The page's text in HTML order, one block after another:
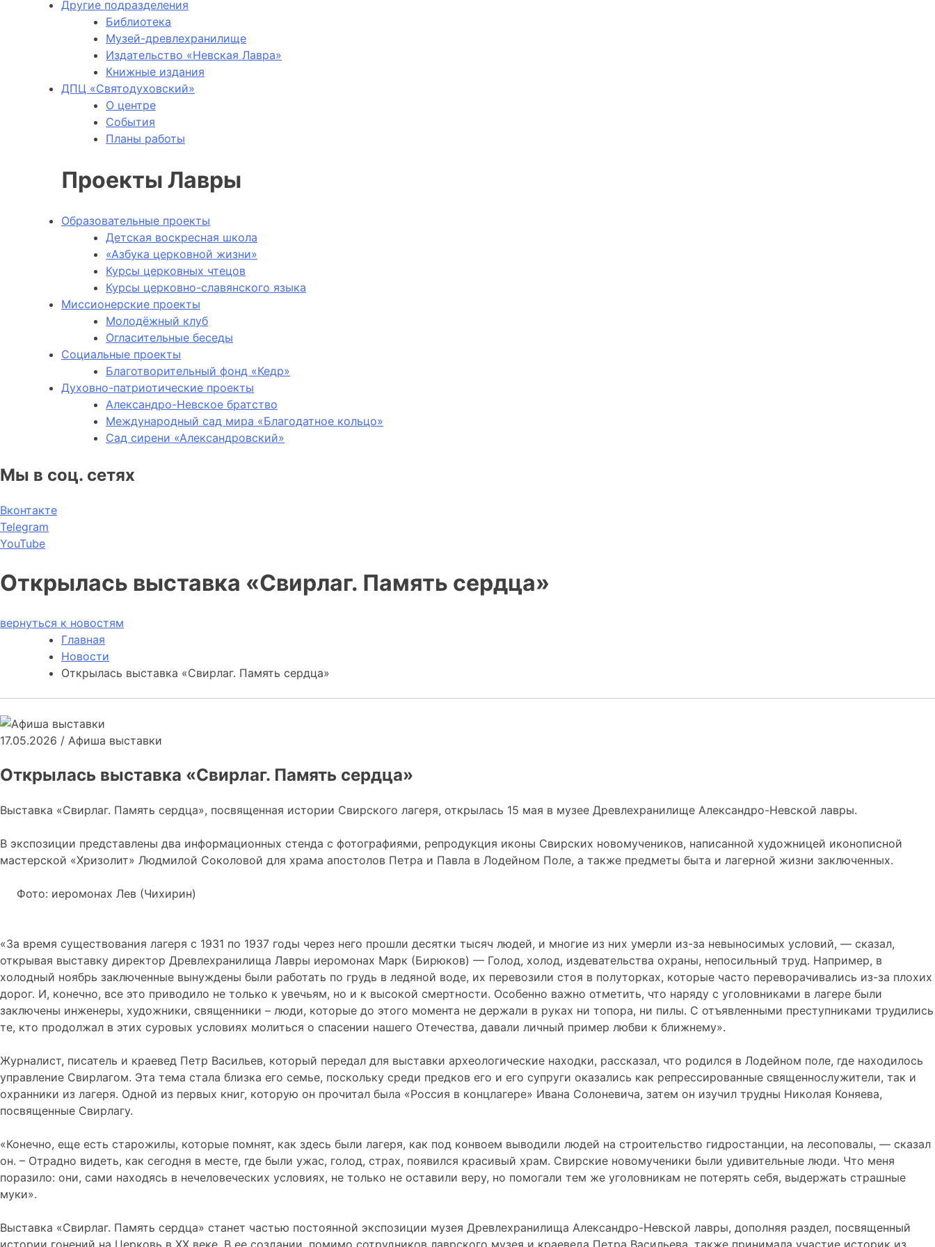
Другие подразделения
Библиотека
Музей-древлехранилище
Издательство «Невская Лавра»
Книжные издания
ДПЦ «Святодуховский»
О центре
События
Планы работы
Проекты Лавры
Образовательные проекты
Детская воскресная школа
«Азбука церковной жизни»
Курсы церковных чтецов
Курсы церковно-славянского языка
Миссионерские проекты
Молодёжный клуб
Огласительные беседы
Социальные проекты
Благотворительный фонд «Кедр»
Духовно-патриотические проекты
Александро-Невское братство
Международный сад мира «Благодатное кольцо»
Сад сирени «Александровский»
Мы в соц. сетях
Вконтакте
Telegram
YouTube
Открылась выставка «Свирлаг. Память сердца»
вернуться к новостям
Главная
Новости
Открылась выставка «Свирлаг. Память сердца»
17.05.2026 / Афиша выставки
Открылась выставка «Свирлаг. Память сердца»
Выставка «Свирлаг. Память сердца», посвященная истории Свирского лагеря, открылась 15 мая в музее Древлехранилище Александро-Невской лавры.
В экспозиции представлены два информационных стенда с фотографиями, репродукция иконы Свирских новомучеников, написанной художницей иконописной
мастерской «Хризолит» Людмилой Соколовой для храма апостолов Петра и Павла в Лодейном Поле, а также предметы быта и лагерной жизни заключенных.
Фото: иеромонах Лев (Чихирин)
«За время существования лагеря с 1931 по 1937 годы через него прошли десятки тысяч людей, и многие из них умерли из-за невыносимых условий, — сказал,
открывая выставку директор Древлехранилища Лавры иеромонах Марк (Бирюков) — Голод, холод, издевательства охраны, непосильный труд. Например, в
холодный ноябрь заключенные вынуждены были работать по грудь в ледяной воде, их перевозили стоя в полуторках, которые часто переворачивались из-за плохих
дорог. И, конечно, все это приводило не только к увечьям, но и к высокой смертности. Особенно важно отметить, что наряду с уголовниками в лагере были
заключены инженеры, художники, священники – люди, которые до этого момента не держали в руках ни топора, ни пилы. С отъявленными преступниками трудились
те, кто продолжал в этих суровых условиях молиться о спасении нашего Отечества, давали личный пример любви к ближнему».
Журналист, писатель и краевед Петр Васильев, который передал для выставки археологические находки, рассказал, что родился в Лодейном поле, где находилось
управление Свирлагом. Эта тема стала близка его семье, поскольку среди предков его и его супруги оказались как репрессированные священнослужители, так и
охранники из лагеря. Одной из первых книг, которую он прочитал была «Россия в концлагере» Ивана Солоневича, затем он изучил трудны Николая Коняева,
посвященные Свирлагу.
«Конечно, еще есть старожилы, которые помнят, как здесь были лагеря, как под конвоем выводили людей на строительство гидростанции, на лесоповалы, — сказал
он. – Отрадно видеть, как сегодня в месте, где были ужас, голод, страх, появился красивый храм. Свирские новомученики были удивительные люди. Что меня
поразило: они, сами находясь в нечеловеческих условиях, не только не оставили веру, но помогали тем же уголовникам не потерять себя, выдержать страшные
муки».
Выставка «Свирлаг. Память сердца» станет частью постоянной экспозиции музея Древлехранилища Александро-Невской лавры, дополняя раздел, посвященный